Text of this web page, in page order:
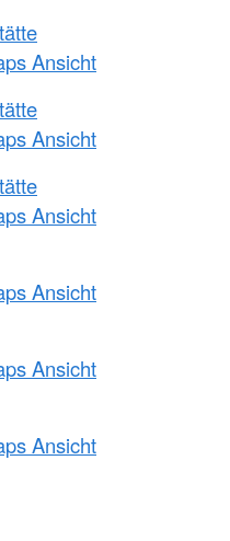
Ansicht
Ansicht
Ansicht
Ansicht
Ansicht
Ansicht